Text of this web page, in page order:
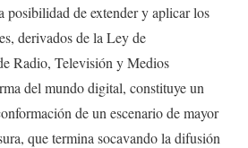
posibilidad de extender y aplicar los
derivados de la Ley de
Radio, Televisión y Medios
del mundo digital, constituye un
de un escenario de mayor
que termina socavando la difusión